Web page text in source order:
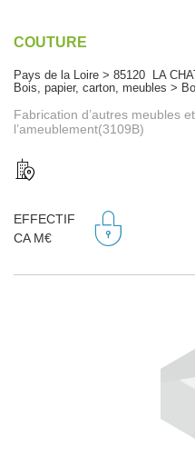
COUTURE
Pays de la Loire > 85120 LA
Bois, papier, carton, meubles >
Fabrication d’autres meubles
l’ameublement(3109B)
EFFECTIF
CA M€